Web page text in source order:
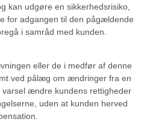
kan udgøre en sikkerhedsrisiko,
for adgangen til den pågældende
i samråd med kunden.
eller de i medfør af denne
ved pålæg om ændringer fra en
ændre kundens rettigheder
uden at kunden herved